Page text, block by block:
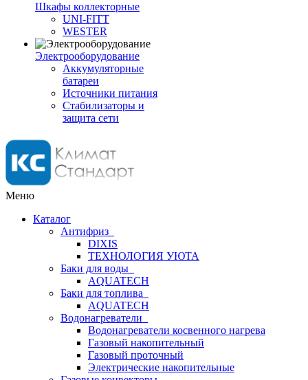
Шкафы коллекторные
UNI-FITT
WESTER
Электрооборудование
Аккумуляторные
батареи
Источники питания
Стабилизаторы и
защита сети
Меню
Каталог
Антифриз
DIXIS
ТЕХНОЛОГИЯ УЮТА
Баки для воды
AQUATECH
Баки для топлива
AQUATECH
Водонагреватели
Водонагреватели косвенного нагрева
Газовый накопительный
Газовый проточный
Электрические накопительные